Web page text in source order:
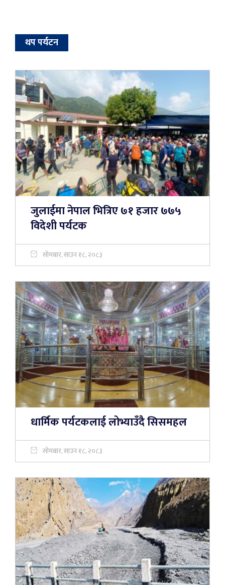
थप पर्यटन
जुलाईमा नेपाल भित्रिए ७१ हजार ७७५
विदेशी पर्यटक
सोमबार, साउन १८, २०८३
धार्मिक पर्यटकलाई लोभ्याउँदै सिसमहल
सोमबार, साउन १८, २०८३